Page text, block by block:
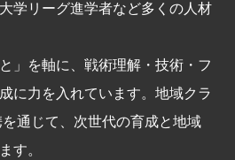
学リーグ進学者など多くの人材
」を軸に、戦術理解・技術・フ
に力を入れています。地域クラ
通じて、次世代の育成と地域
す。